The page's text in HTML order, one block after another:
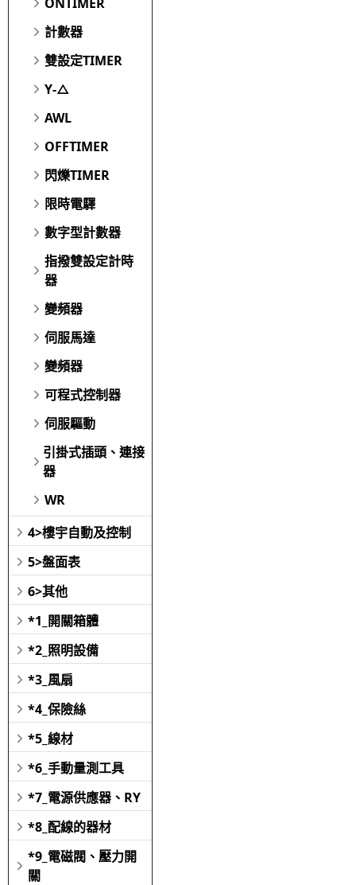
計數器
雙設定TIMER
Y-△
AWL
OFFTIMER
閃爍TIMER
限時電驛
數字型計數器
指撥雙設定計時
器
變頻器
伺服馬達
變頻器
可程式控制器
伺服驅動
引掛式插頭、連接
器
WR
4>樓宇自動及控制
5>盤面表
6>其他
*1_開關箱體
*2_照明設備
*3_風扇
*4_保險絲
*5_線材
*6_手動量測工具
*7_電源供應器、RY
*8_配線的器材
*9_電磁閥、壓力開
關